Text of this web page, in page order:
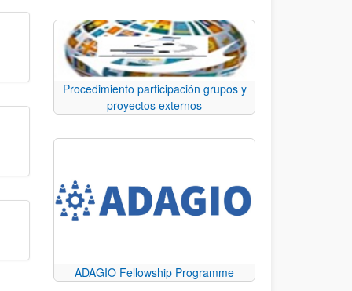
Procedimiento participación grupos y
proyectos externos
ADAGIO Fellowship Programme